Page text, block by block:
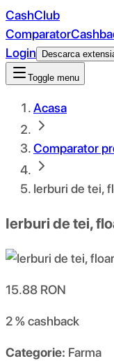
CashClub
Comparator
Login
Descarca
Toggle menu
Acasa
Comparator
Ierburi de tei,
Ierburi de tei,
15.88 RON
2 %cashback
Categorie: Farma